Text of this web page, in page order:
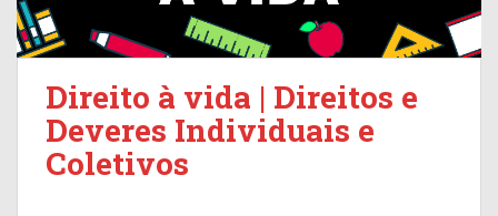
Direito à vida | Direitos e
Deveres Individuais e
Coletivos